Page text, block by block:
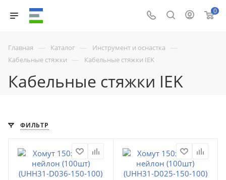
0
Главная — Каталог — Инструмент и оснастка —
Кабельные стяжки — Кабельные стяжки IEK
Кабельные стяжки IEK
ФИЛЬТР